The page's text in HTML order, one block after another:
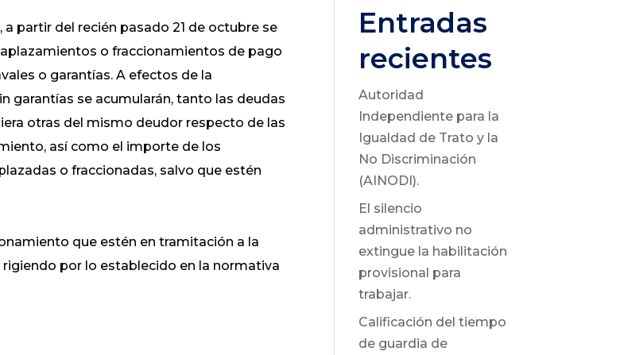
a partir del recién pasado 21 de octubre se
o fraccionamientos de pago
o garantías. A efectos de la
garantías se acumularán, tanto las deudas
otras del mismo deudor respecto de las
así como el importe de los
o fraccionadas, salvo que estén
que estén en tramitación a la
por lo establecido en la normativa
Entradas
recientes
Autoridad
Independiente para la
Igualdad de Trato y la
No Discriminación
(AINODI).
El silencio
administrativo no
extingue la habilitación
provisional para
trabajar.
Calificación del tiempo
de guardia de